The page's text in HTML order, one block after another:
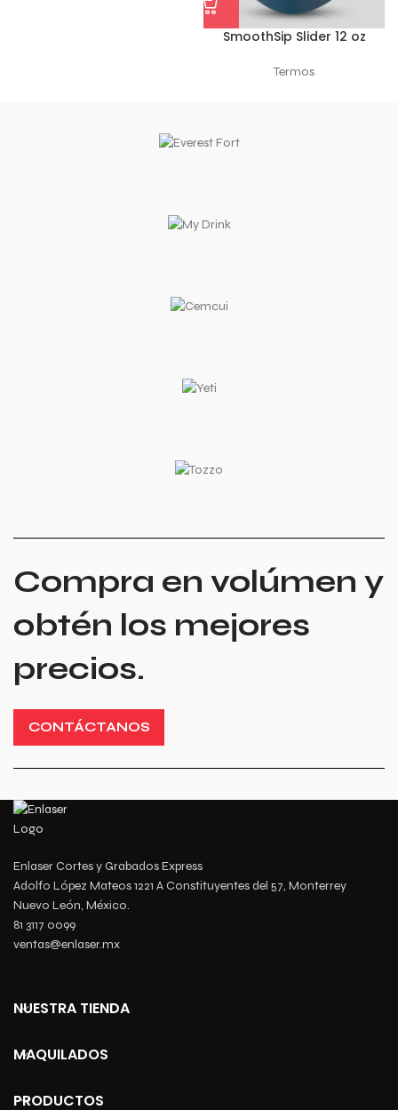
SmoothSip Slider 12 oz
Termos
Compra en volúmen y
obtén los mejores
precios.
CONTÁCTANOS
Enlaser Cortes y Grabados Express
Adolfo López Mateos 1221 A Constituyentes del 57, Monterrey
Nuevo León, México.
81 3117 0099
ventas@enlaser.mx
NUESTRA TIENDA
MAQUILADOS
PRODUCTOS